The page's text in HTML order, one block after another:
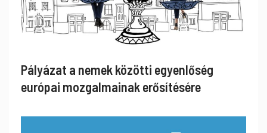
Pályázat a nemek közötti egyenlőség
európai mozgalmainak erősítésére